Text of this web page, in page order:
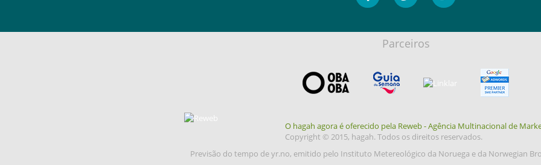
Parceiros
O hagah agora é oferecido pela Reweb - Agência Multinacional de
Copyright © 2015, hagah. Todos os direitos reservados.
Previsão do tempo de yr.no, emitido pelo Instituto Metereológico da Noruega e da Norwegian